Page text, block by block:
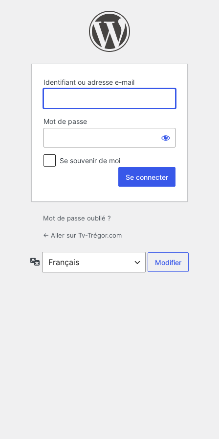
Identifiant ou adresse e-mail
Mot de passe
Se souvenir de moi
Mot de passe oublié ?
← Aller sur Tv-Trégor.com
Langue